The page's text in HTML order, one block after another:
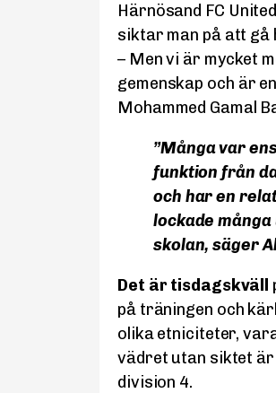
Härnösand FC
siktar man på att gå
– Men vi är mycket
gemenskap och är
Mohammed Gamal
”Många var
funktion från
och har en
lockade
skolan, säger
Det är tisdagskväll
på träningen och
olika etniciteter,
vädret utan siktet är
division 4.